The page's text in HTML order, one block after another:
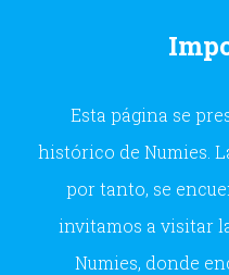
Esta página se
histórico de Numies.
por tanto, se
invitamos a visitar
Numies, donde